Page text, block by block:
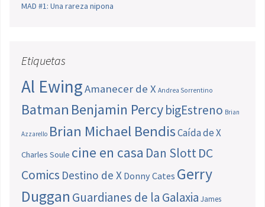
MAD #1: Una rareza nipona
Etiquetas
Al EwingAmanecer de X Andrea Sorrentino
Batman Benjamin PercybigEstreno Brian
Azzarello Brian Michael BendisCaída de X
Charles Soule cine en casa Dan SlottDC
Comics Destino de X Donny Cates Gerry
Duggan Guardianes de la Galaxia James